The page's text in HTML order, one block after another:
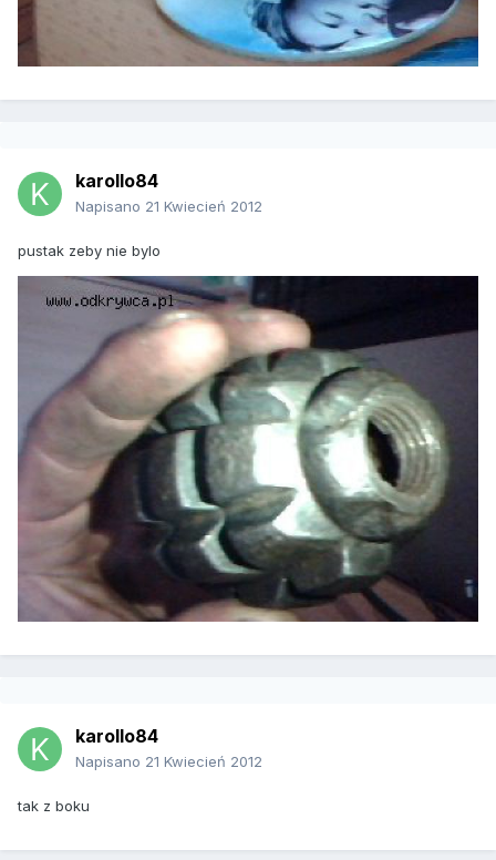
karollo84
Napisano 21 Kwiecień 2012
pustak zeby nie bylo
karollo84
Napisano 21 Kwiecień 2012
tak z boku